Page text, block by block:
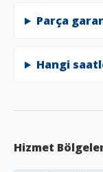
Parça
Hangi
Hizmet